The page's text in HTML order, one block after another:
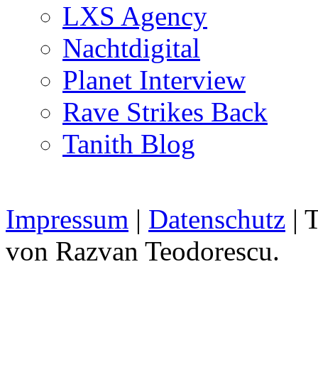
LXS Agency
Nachtdigital
Planet Interview
Rave Strikes Back
Tanith Blog
Impressum | Datenschutz |
von Razvan Teodorescu.